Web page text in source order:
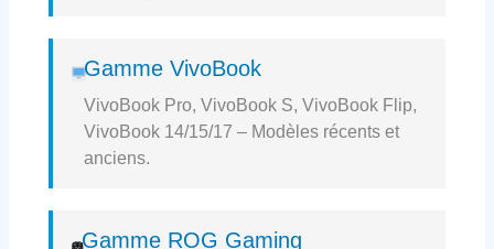
Gamme VivoBook
VivoBook Pro, VivoBook S, VivoBook Flip,
VivoBook 14/15/17 – Modèles récents et
anciens.
Gamme ROG Gaming